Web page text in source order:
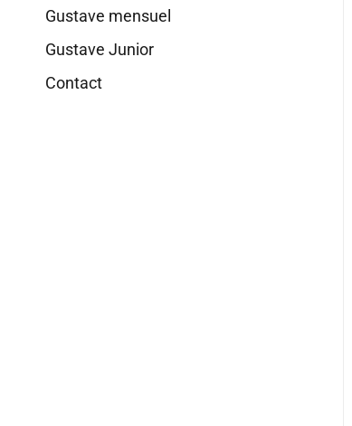
Gustave mensuel
Gustave Junior
Contact